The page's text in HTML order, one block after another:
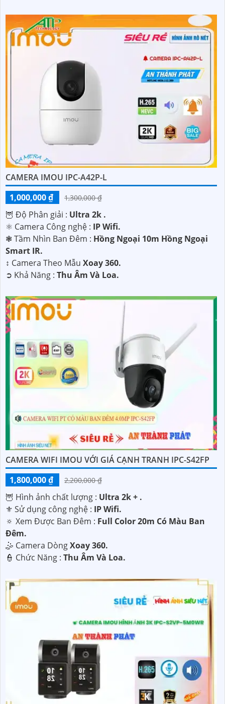
CAMERA IMOU IPC-A42P-L
1,000,000 ₫
1,300,000 ₫
🦉 Độ Phân giải : Ultra 2k .
⚛️ Camera Công nghệ : IP Wifi.
❃ Tầm Nhìn Ban Đêm : Hồng Ngoại 10m Hồng Ngoại
Smart IR.
↕️ Camera Theo Mẫu Xoay 360.
️➲ Khả Năng : Thu Âm Và Loa.
CAMERA WIFI IMOU VỚI GIÁ CẠNH TRANH IPC-S42FP
1,800,000 ₫
2,200,000 ₫
🦉 Hình ảnh chất lượng : Ultra 2k + .
⚜️ Sử dụng công nghệ : IP Wifi.
🔅 Xem Được Ban Đêm : Full Color 20m Có Màu Ban
Ðêm.
🤹 Camera DòngXoay 360.
️👮 Chức Năng : Thu Âm Và Loa.